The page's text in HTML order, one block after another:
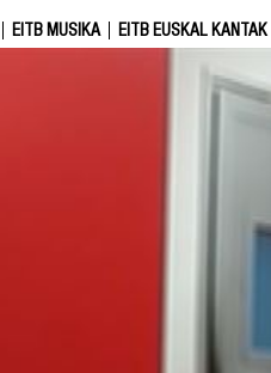
EITB MUSIKA EITB EUSKAL KANTAK